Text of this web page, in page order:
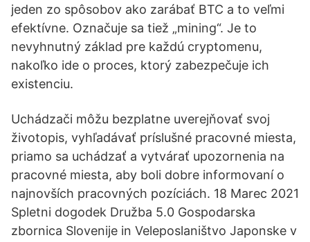
jeden zo spôsobov ako zarábať BTC a to veľmi
efektívne. Označuje sa tiež „mining“. Je to
nevyhnutný základ pre každú cryptomenu,
nakoľko ide o proces, ktorý zabezpečuje ich
existenciu.
Uchádzači môžu bezplatne uverejňovať svoj
životopis, vyhľadávať príslušné pracovné miesta,
priamo sa uchádzať a vytvárať upozornenia na
pracovné miesta, aby boli dobre informovaní o
najnovších pracovných pozíciách. 18 Marec 2021
Spletni dogodek Družba 5.0 Gospodarska
zbornica Slovenije in Veleposlaništvo Japonske v